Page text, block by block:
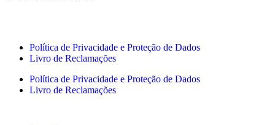
Política de Privacidade e Proteção de Dados
Livro de Reclamações
Política de Privacidade e Proteção de Dados
Livro de Reclamações